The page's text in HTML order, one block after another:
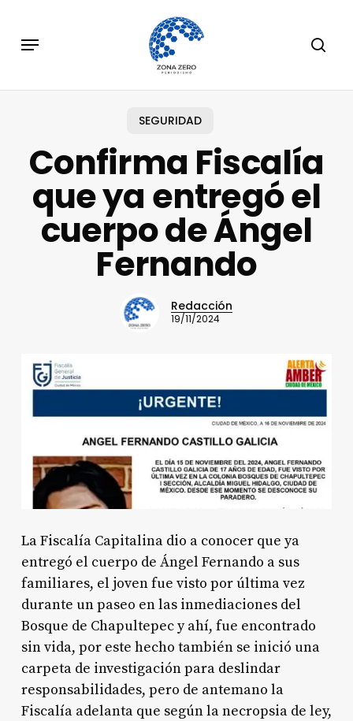
main
Menu
SEGURIDAD
Confirma Fiscalía
que ya entregó el
cuerpo de Ángel
Fernando
Redacción
19/11/2024
La Fiscalía Capitalina dio a conocer que ya
entregó el cuerpo de Ángel Fernando a sus
familiares, el joven fue visto por última vez
durante un paseo en las inmediaciones del
Bosque de Chapultepec y ahí, fue encontrado
sin vida, por este hecho también se inició una
carpeta de investigación para deslindar
responsabilidades, pero de antemano la
Fiscalía adelanta que según la necropsia de ley,